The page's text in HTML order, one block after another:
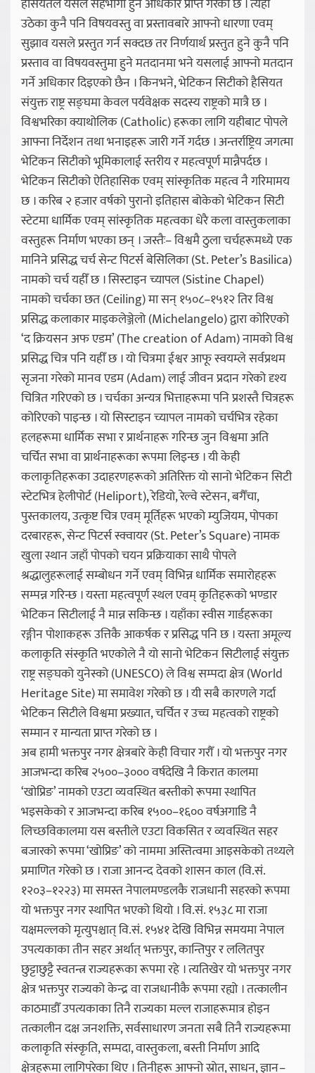
उठेका कुनै पनि विषयवस्तु वा प्रस्तावबारे आफ्नो धारणा एवम्
सुझाव यसले प्रस्तुत गर्न सक्दछ तर निर्णयार्थ प्रस्तुत हुने कुनै पनि
प्रस्ताव वा विषयवस्तुमा हुने मतदानमा भने यसलाई आफ्नो मतदान
गर्ने अधिकार दिइएको छैन । किनभने, भेटिकन सिटीको हैसियत
संयुक्त राष्ट्र सङ्घमा केवल पर्यवेक्षक सदस्य राष्ट्रको मात्रै छ ।
विश्वभरिका क्याथोलिक (Catholic) हरूका लागि यहीबाट पोपले
आफ्ना निर्देशन तथा भनाइहरू जारी गर्ने गर्दछ । अन्तर्राष्ट्रिय जगत्मा
भेटिकन सिटीको भूमिकालाई स्तरीय र महत्वपूर्ण मान्नैपर्दछ ।
भेटिकन सिटीको ऐतिहासिक एवम् सांस्कृतिक महत्व नै गरिमामय
छ । करिब २ हजार वर्षको पुरानो इतिहास बोकेको भेटिकन सिटी
स्टेटमा धार्मिक एवम् सांस्कृतिक महत्वका धेरै कला वास्तुकलाका
वस्तुहरू निर्माण भएका छन् । जस्तैः– विश्वमै ठुला चर्चहरूमध्ये एक
मानिने प्रसिद्ध चर्च सेन्ट पिटर्स बेसिलिका (St. Peter’s Basilica)
नामको चर्च यहीँ छ । सिस्टाइन च्यापल (Sistine Chapel)
नामको चर्चका छत (Ceiling) मा सन् १५०८–१५१२ तिर विश्व
प्रसिद्ध कलाकार माइकलेञ्जेलो (Michelangelo) द्वारा कोरिएको
‘द क्रियसन अफ एडम’ (The creation of Adam) नामको विश्व
प्रसिद्ध चित्र पनि यहीँ छ । यो चित्रमा ईश्वर आफू स्वयम्ले सर्वप्रथम
सृजना गरेको मानव एडम (Adam) लाई जीवन प्रदान गरेको दृश्य
चित्रित गरिएको छ । चर्चका अन्यत्र भित्ताहरूमा पनि प्रशस्तै चित्रहरू
कोरिएको पाइन्छ । यो सिस्टाइन च्यापल नामको चर्चभित्र रहेका
हलहरूमा धार्मिक सभा र प्रार्थनाहरू गरिन्छ जुन विश्वमा अति
चर्चित सभा वा प्रार्थनाहरूका रूपमा लिइन्छ । यी केही
कलाकृतिहरूका उदाहरणहरूको अतिरिक्त यो सानो भेटिकन सिटी
स्टेटभित्र हेलीपोर्ट (Heliport), रेडियो, रेल्वे स्टेसन, बगैँचा,
पुस्तकालय, उत्कृष्ट चित्र एवम् मूर्तिहरू भएको म्युजियम, पोपका
दरबारहरू, सेन्ट पिटर्स स्क्वायर (St. Peter’s Square) नामक
खुला स्थान जहाँ पोपको चयन प्रक्रियाका साथै पोपले
श्रद्धालुहरूलाई सम्बोधन गर्ने एवम् विभिन्न धार्मिक समारोहहरू
सम्पन्न गरिन्छ । यस्ता महत्वपूर्ण स्थल एवम् कृतिहरूको भण्डार
भेटिकन सिटीलाई नै मान्न सकिन्छ । यहाँका स्वीस गार्डहरूका
रङ्गीन पोशाकहरू उत्तिकै आकर्षक र प्रसिद्ध पनि छ । यस्ता अमूल्य
कलाकृति संस्कृति भएकोले नै यो सानो भेटिकन सिटीलाई संयुक्त
राष्ट्र सङ्घको युनेस्को (UNESCO) ले विश्व सम्पदा क्षेत्र (World
Heritage Site) मा समावेश गरेको छ । यी सबै कारणले गर्दा
भेटिकन सिटीले विश्वमा प्रख्यात, चर्चित र उच्च महत्वको राष्ट्रको
सम्मान र मान्यता प्राप्त गरेको छ ।
अब हामी भक्तपुर नगर क्षेत्रबारे केही विचार गरौँ । यो भक्तपुर नगर
आजभन्दा करिब २५००–३००० वर्षदेखि नै किरात कालमा
‘खोप्रिङ’ नामको एउटा व्यवस्थित बस्तीको रूपमा स्थापित
भइसकेको र आजभन्दा करिब १५००–१६०० वर्षअगाडि नै
लिच्छविकालमा यस बस्तीले एउटा विकसित र व्यवस्थित सहर
बजारको रूपमा ‘खोप्रिङ’ को नाममा अस्तित्वमा आइसकेको तथ्यले
प्रमाणित गरेको छ । राजा आनन्द देवको शासन काल (वि.सं.
१२०३–१२२३) मा समस्त नेपालमण्डलकै राजधानी सहरको रूपमा
यो भक्तपुर नगर स्थापित भएको थियो । वि.सं. १५३८ मा राजा
यक्षमल्लको मृत्युपश्चात् वि.सं. १५४१ देखि विभिन्न समयमा नेपाल
उपत्यकाका तीन सहर अर्थात् भक्तपुर, कान्तिपुर र ललितपुर
छुट्टाछुट्टै स्वतन्त्र राज्यहरूका रूपमा रहे । त्यतिखेर यो भक्तपुर नगर
क्षेत्र भक्तपुर राज्यको केन्द्र वा राजधानीकै रूपमा रह्यो । तत्कालीन
काठमाडौँ उपत्यकाका तिनै राज्यका मल्ल राजाहरूमात्र होइन
तत्कालीन दक्ष जनशक्ति, सर्वसाधारण जनता सबै तिनै राज्यहरूमा
कलाकृति संस्कृति, सम्पदा, वास्तुकला, बस्ती निर्माण आदि
क्षेत्रहरूमा लागिपरेका थिए । तिनीहरू आफ्नो स्रोत, साधन, ज्ञान–